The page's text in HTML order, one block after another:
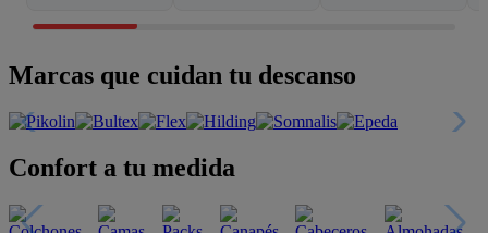
Marcas que cuidan tu descanso
Confort a tu medida